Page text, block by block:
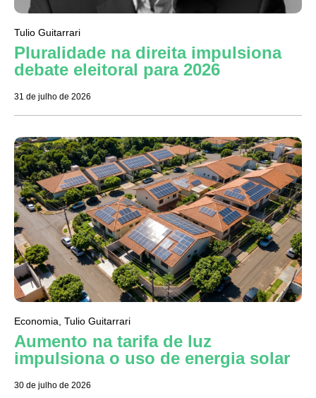
Tulio Guitarrari
Pluralidade na direita impulsiona
debate eleitoral para 2026
31 de julho de 2026
Economia Tulio Guitarrari
Aumento na tarifa de luz
impulsiona o uso de energia solar
30 de julho de 2026